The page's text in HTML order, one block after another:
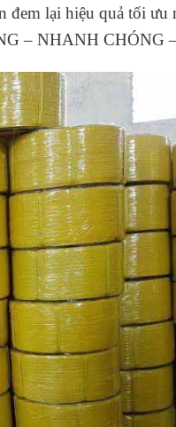
lại hiệu quả tối ưu
– NHANH CHÓNG